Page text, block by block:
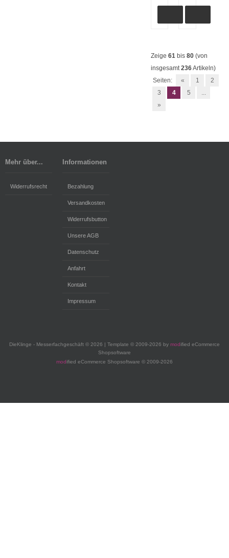
Zeige 61 bis 80 (von
insgesamt236Artikeln)
Seiten:
« 1
2
3
4 5
...
»
Mehr über...
Widerrufsrecht
Informationen
Bezahlung
Versandkosten
Widerrufsbutton
Unsere AGB
Datenschutz
Anfahrt
Kontakt
Impressum
DieKlinge - Messerfachgeschäft © 2026 | Template © 2009-2026 by modified eCommerce
Shopsoftware
modified eCommerce Shopsoftware © 2009-2026